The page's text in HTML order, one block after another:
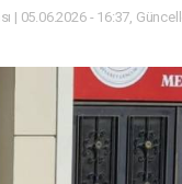
| 05.06.2026 - 16:37,